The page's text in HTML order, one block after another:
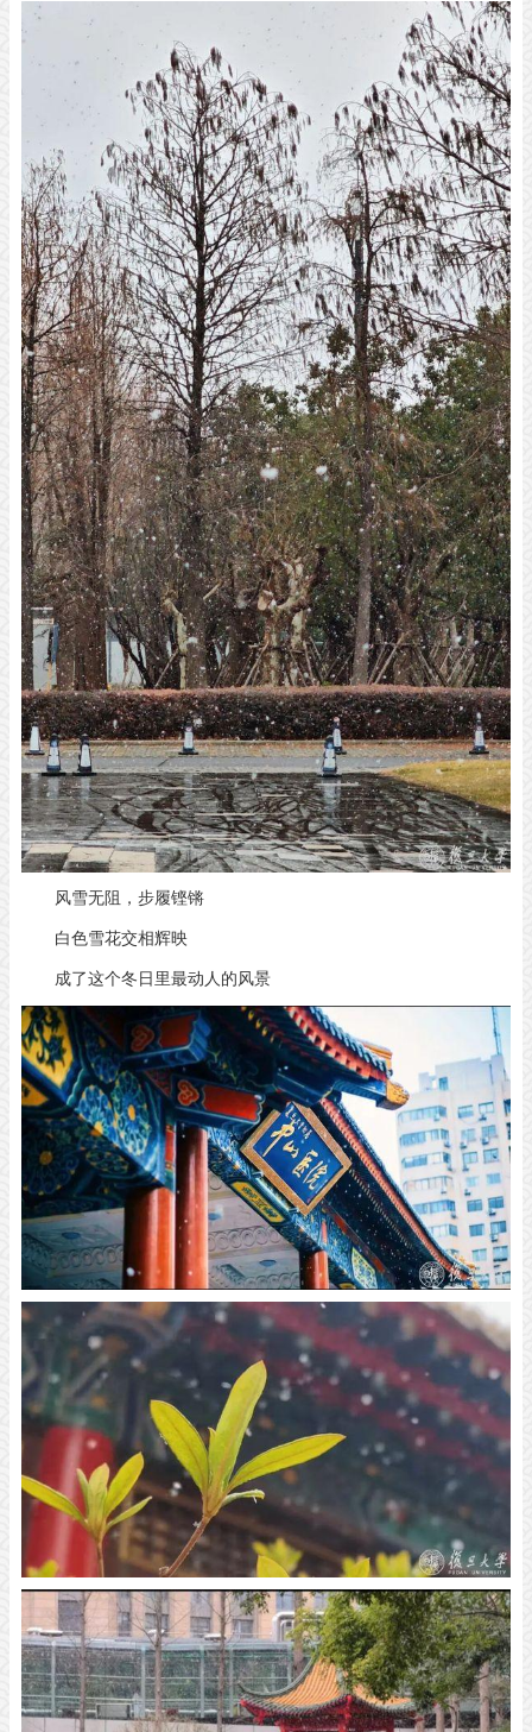
风雪无阻，步履铿锵
白色雪花交相辉映
成了这个冬日里最动人的风景